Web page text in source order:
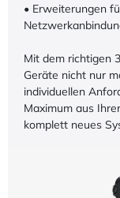
• Erweiterungen
Mit dem richtigen
Geräte nicht nur
individuellen
Maximum aus
komplett neues